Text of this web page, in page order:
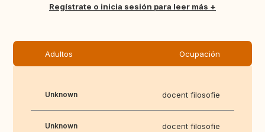
Regístrate o inicia sesión para leer más
Adultos Ocupación
Unknown docent filosofie
Unknown docent filosofie